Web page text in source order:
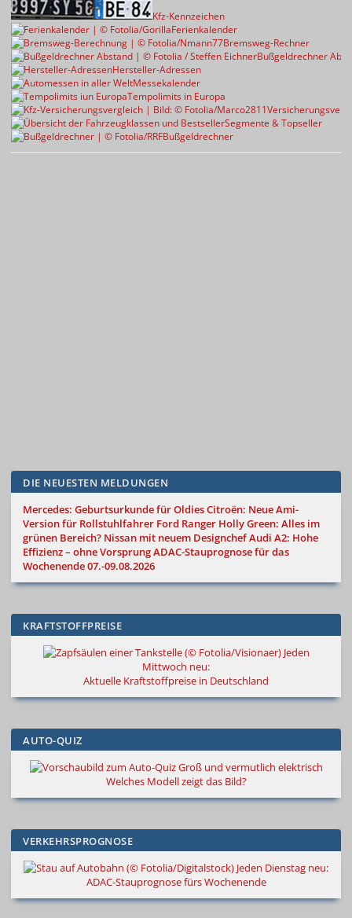
Kfz-Kennzeichen
Ferienkalender
Bremsweg-Rechner
Bußgeldrechner
Hersteller-Adressen
Messekalender
Tempolimits in Europa
Segmente & Topseller
Bußgeldrechner
DIE NEUESTEN MELDUNGEN
Mercedes: Geburtsurkunde für OldiesCitroën: Neue Ami-
Version für Rollstuhlfahrer Ford Ranger Holly Green: Alles im
grünen Bereich? Nissan mit neuem DesignchefAudi A2: Hohe
Effizienz – ohne VorsprungADAC-Stauprognose für das
Wochenende 07.-09.08.2026
KRAFTSTOFFPREISE
Jeden
Mittwoch neu:
Aktuelle Kraftstoffpreise in Deutschland
AUTO-QUIZ
Groß und vermutlich elektrisch
Welches Modell zeigt das Bild?
VERKEHRSPROGNOSE
Jeden Dienstag neu:
ADAC-Stauprognose fürs Wochenende